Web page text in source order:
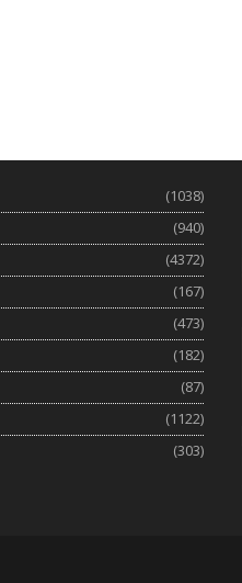
(1038)
(940)
(4372)
(167)
(473)
(182)
(87)
(1122)
(303)